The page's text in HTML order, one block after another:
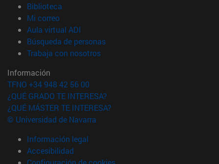
Biblioteca
Mi correo(abre en nueva ventana)
Aula virtual ADI
Búsqueda de personas(abre en nueva ventana)
Trabaja con nosotros(abre en nueva ventana)
Información
TFNO +34 948 42 56 00
¿QUÉ GRADO TE INTERESA?
¿QUÉ MÁSTER TE INTERESA?
© Universidad de Navarra
Información legal
Accesibilidad